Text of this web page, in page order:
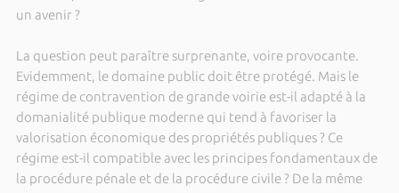
un avenir ?
La question peut paraître surprenante, voire provocante.
Evidemment, le domaine public doit être protégé. Mais le
régime de contravention de grande voirie est-il adapté à la
domanialité publique moderne qui tend à favoriser la
valorisation économique des propriétés publiques ? Ce
régime est-il compatible avec les principes fondamentaux de
la procédure pénale et de la procédure civile ? De la même